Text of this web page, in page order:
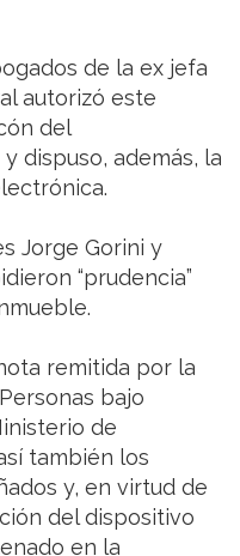
de la ex jefa
autorizó este
del
dispuso, además, la
Jorge Gorini y
“prudencia”
remitida por la
bajo
de
también los
y, en virtud de
del dispositivo
en la